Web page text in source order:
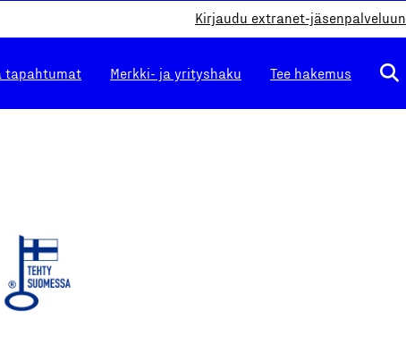
Kirjaudu extranet-jäsenpalveluun
tapahtumat Merkki- ja yrityshaku Tee hakemus